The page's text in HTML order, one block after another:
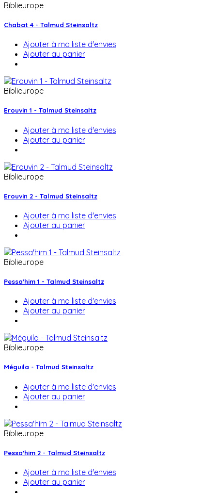
Biblieurope
Chabat 4 - Talmud Steinsaltz
Ajouter à ma liste d'envies
Ajouter au panier
Biblieurope
Erouvin 1 - Talmud Steinsaltz
Ajouter à ma liste d'envies
Ajouter au panier
Biblieurope
Erouvin 2 - Talmud Steinsaltz
Ajouter à ma liste d'envies
Ajouter au panier
Biblieurope
Pessa'him 1 - Talmud Steinsaltz
Ajouter à ma liste d'envies
Ajouter au panier
Biblieurope
Méguila - Talmud Steinsaltz
Ajouter à ma liste d'envies
Ajouter au panier
Biblieurope
Pessa'him 2 - Talmud Steinsaltz
Ajouter à ma liste d'envies
Ajouter au panier